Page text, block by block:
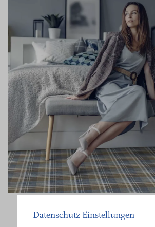
Datenschutz Einstellungen